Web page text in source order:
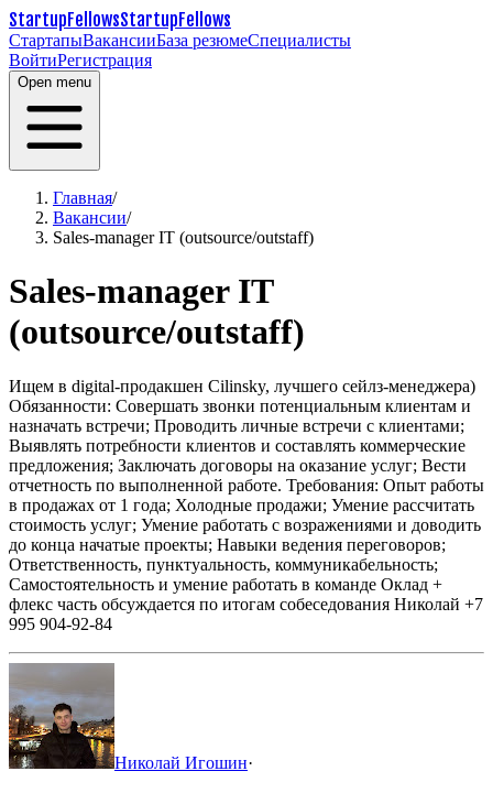
StartupFellowsStartupFellows
СтартапыВакансииБаза резюмеСпециалисты
ВойтиРегистрация
Open menu
Главная/
Вакансии/
Sales-manager IT (outsource/outstaff)
Sales-manager IT
(outsource/outstaff)
Ищем в digital-продакшен Cilinsky, лучшего сейлз-менеджера)
Обязанности: Совершать звонки потенциальным клиентам и
назначать встречи; Проводить личные встречи с клиентами;
Выявлять потребности клиентов и составлять коммерческие
предложения; Заключать договоры на оказание услуг; Вести
отчетность по выполненной работе. Требования: Опыт работы
в продажах от 1 года; Холодные продажи; Умение рассчитать
стоимость услуг; Умение работать с возражениями и доводить
до конца начатые проекты; Навыки ведения переговоров;
Ответственность, пунктуальность, коммуникабельность;
Самостоятельность и умение работать в команде Оклад +
флекс часть обсуждается по итогам собеседования Николай +7
995 904-92-84
Николай Игошин·